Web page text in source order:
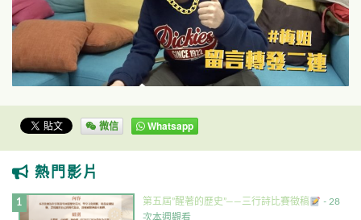
微信 Whatsapp
熱門影片
第五屆”醒著的歷史”——三行詩比賽徵稿
- 28
次本週觀看